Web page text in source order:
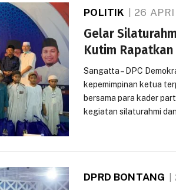
POLITIK 26
Gelar
Kutim
Sangatta – DPC
kepemimpinan ketua
bersama para kader
kegiatan silaturahmi
DPRD BONTANG